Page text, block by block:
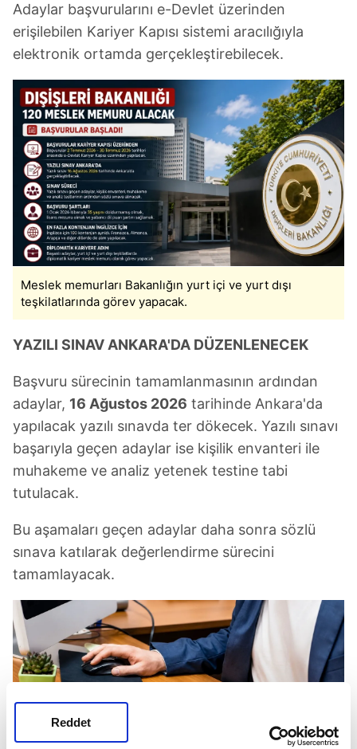
Reddet
Adaylar başvurularını e-Devlet üzerinden
erişilebilen Kariyer Kapısı sistemi aracılığıyla
elektronik ortamda gerçekleştirebilecek.
Meslek memurları Bakanlığın yurt içi ve yurt dışı
teşkilatlarında görev yapacak.
YAZILI SINAV ANKARA'DA DÜZENLENECEK
Başvuru sürecinin tamamlanmasının ardından
adaylar, 16 Ağustos 2026 tarihinde Ankara'da
yapılacak yazılı sınavda ter dökecek. Yazılı sınavı
başarıyla geçen adaylar ise kişilik envanteri ile
muhakeme ve analiz yetenek testine tabi
tutulacak.
Bu aşamaları geçen adaylar daha sonra sözlü
sınava katılarak değerlendirme sürecini
tamamlayacak.